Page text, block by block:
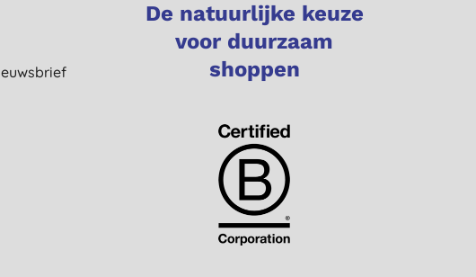
De natuurlijke keuze
voor duurzaam
shoppen